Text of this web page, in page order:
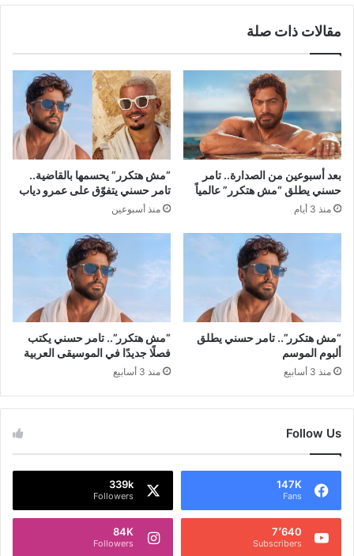
مقالات ذات صلة
بعد أسبوعين من الصدارة.. تامر
حسني يطلق “مش هتكرر” عالمياً
منذ 3 أيام
“مش هتكرر” يحسمها بالقاضية..
تامر حسني يتفوّق على عمرو دياب
منذ أسبوعين
“مش هتكرر”.. تامر حسني يطلق
ألبوم الموسم
منذ 3 أسابيع
“مش هتكرر”.. تامر حسني يكتب
فصلًا جديدًا في الموسيقى العربية
منذ 3 أسابيع
Follow Us
147K
Fans
339k
Followers
7٬640
Subscribers
84K
Followers